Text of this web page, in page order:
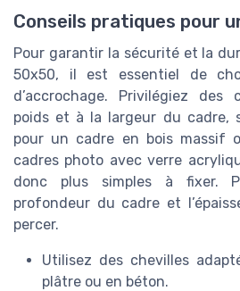
Conseils pratiques pour
Pour garantir la sécurité et la
50x50, il est essentiel de
d’accrochage. Privilégiez des
poids et à la largeur du cadre,
pour un cadre en bois massif
cadres photo avec verre
donc plus simples à fixer.
profondeur du cadre et
percer.
Utilisez des chevilles
plâtre ou en béton.